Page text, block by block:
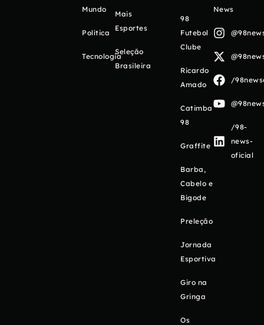
Mundo
Política
Tecnologia
Mais
Esportes
Seleção
Brasileira
98
Futebol
Clube
Ricardo
Amado
Catimba
98
Graffite
Barba,
Cabelo e
Bigode
Preleção
Jornada
Esportiva
Giro na
Gringa
Os
News
/
/98-
news-
oficial